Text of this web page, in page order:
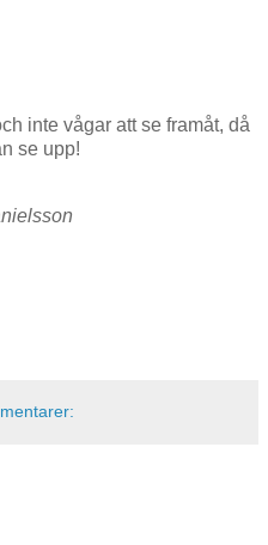
inte vågar att se framåt, då
se upp!